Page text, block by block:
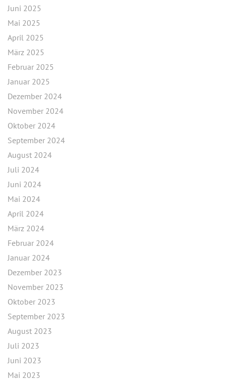
Juni 2025
Mai 2025
April 2025
März 2025
Februar 2025
Januar 2025
Dezember 2024
November 2024
Oktober 2024
September 2024
August 2024
Juli 2024
Juni 2024
Mai 2024
April 2024
März 2024
Februar 2024
Januar 2024
Dezember 2023
November 2023
Oktober 2023
September 2023
August 2023
Juli 2023
Juni 2023
Mai 2023